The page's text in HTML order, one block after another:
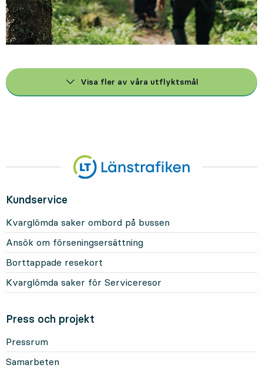
Visa fler av våra utflyktsmål
Kundservice
Kvarglömda saker ombord på bussen
Ansök om förseningsersättning
Borttappade resekort
Kvarglömda saker för Serviceresor
Press och projekt
Pressrum
Samarbeten